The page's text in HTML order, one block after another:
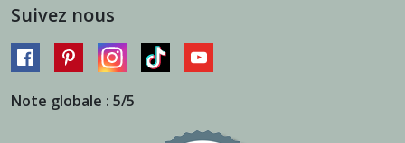
Suivez nous
Note globale : 5/5